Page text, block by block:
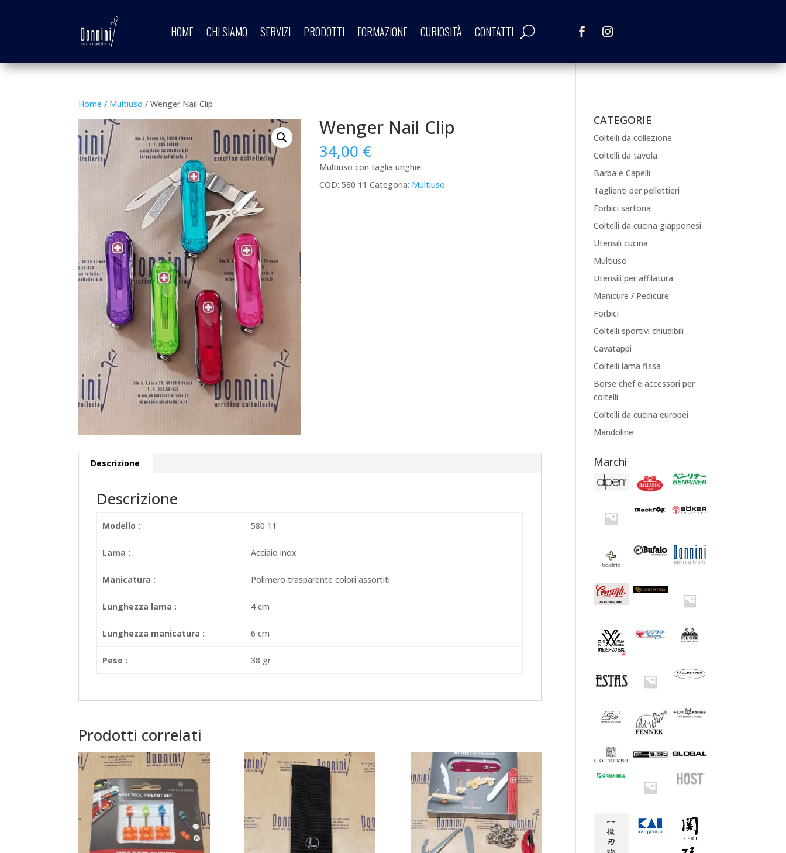
HOME CHI SIAMO SERVIZI PRODOTTI FORMAZIONE CURIOSITÀ CONTATTI
Home / Multiuso / Wenger Nail Clip
Wenger Nail Clip
34,00 €
Multiuso con taglia unghie.
COD:580 11 Categoria: Multiuso
Descrizione
Descrizione
Modello : 580 11
Lama : Acciaio inox
Manicatura : Polimero trasparente colori assortiti
Lunghezza lama : 4 cm
Lunghezza manicatura : 6 cm
Peso : 38 gr
Prodotti correlati
CATEGORIE
Coltelli da collezione
Coltelli da tavola
Barba e Capelli
Taglienti per pellettieri
Forbici sartoria
Coltelli da cucina giapponesi
Utensili cucina
Multiuso
Utensili per affilatura
Manicure / Pedicure
Forbici
Coltelli sportivi chiudibili
Cavatappi
Coltelli lama fissa
Borse chef e accessori per
coltelli
Coltelli da cucina europei
Mandoline
Marchi